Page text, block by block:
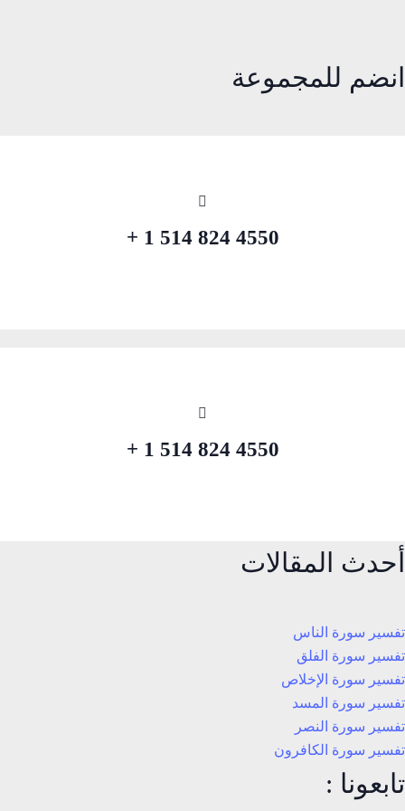
انضم للمجموعة
4550 824 514 1 +
4550 824 514 1 +
أحدث المقالات
تفسير سورة الناس
تفسير سورة الفلق
تفسير سورة الإخلاص
تفسير سورة المسد
تفسير سورة النصر
تفسير سورة الكافرون
تابعونا :